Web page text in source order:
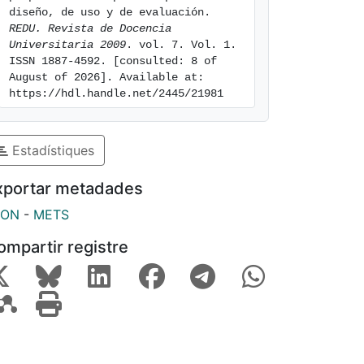
REDU. Revista de Docencia
Universitaria 2009 . vol. 7. Vol. 1.
ISSN 1887-4592. [consulted: 8 of
August of 2026]. Available at:
https://hdl.handle.net/2445/21981
Estadístiques
metadades
- METS
registre